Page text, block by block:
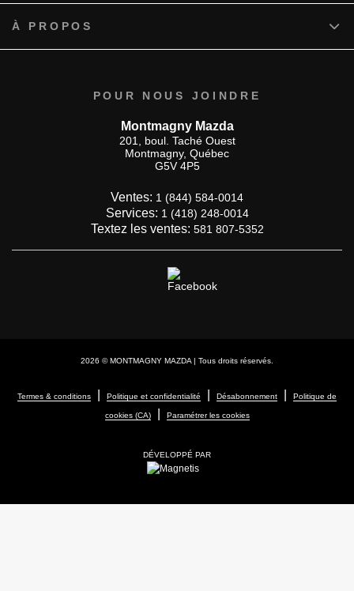
POUR NOUS JOINDRE
Montmagny Mazda
201, boul. Taché Ouest
Montmagny, Québec
G5V 4P5
Ventes: 1 (844) 584-0014
Services: 1 (418) 248-0014
Textez les ventes: 581 807-5352
À PROPOS
2026 © MONTMAGNY MAZDA | Tous droits réservés.
Termes & conditions Politique et confidentialité Désabonnement Politique de
cookies (CA)| Paramétrer les cookies
DÉVELOPPÉ PAR